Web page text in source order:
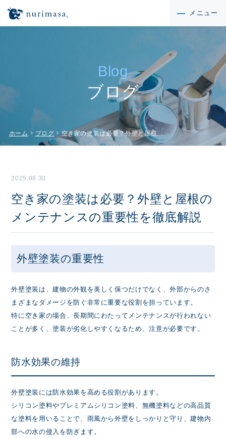
メニュー
Blog
ブログ
ホーム chevron_right ブログ chevron_right空き家の塗装は必要？外壁と屋根...
2025.08.30
空き家の塗装は必要？外壁と屋根の
メンテナンスの重要性を徹底解説
外壁塗装の重要性
外壁塗装は、建物の外観を美しく保つだけでなく、外部からのさ
まざまなダメージを防ぐ非常に重要な役割を担っています。
特に空き家の場合、長期間にわたってメンテナンスが行われない
ことが多く、塗装が劣化しやすくなるため、注意が必要です。
防水効果の維持
外壁塗装には防水効果を高める役割があります。
シリコン塗料やプレミアムシリコン塗料、無機塗料などの高品質
な塗料を用いることで、雨風から外壁をしっかりと守り、建物内
部への水の侵入を防ぎます。